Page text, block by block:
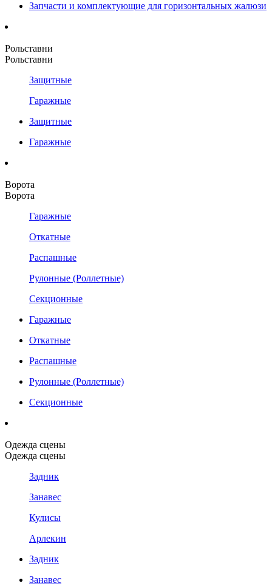
Запчасти и комплектующие для горизонтальных жалюзи
Рольставни
Рольставни
Защитные
Гаражные
Защитные
Гаражные
Ворота
Ворота
Гаражные
Откатные
Распашные
Рулонные (Роллетные)
Секционные
Гаражные
Откатные
Распашные
Рулонные (Роллетные)
Секционные
Одежда сцены
Одежда сцены
Задник
Занавес
Кулисы
Арлекин
Задник
Занавес